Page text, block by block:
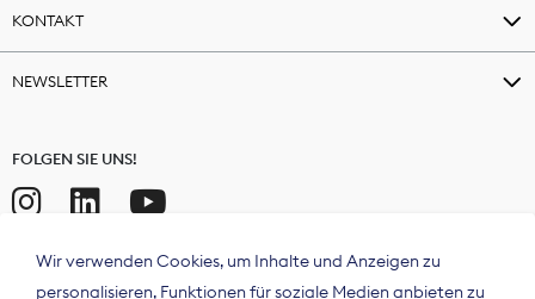
KONTAKT
NEWSLETTER
FOLGEN SIE UNS!
Wir verwenden Cookies, um Inhalte und Anzeigen zu
personalisieren, Funktionen für soziale Medien anbieten zu